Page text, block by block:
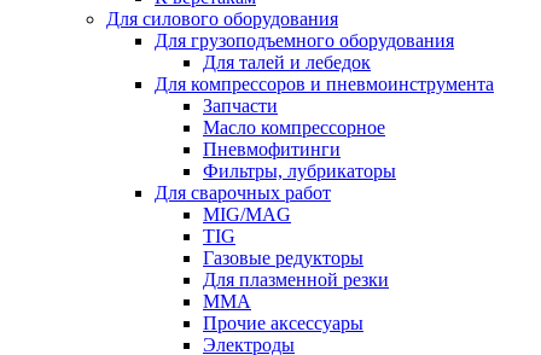
Для силового оборудования
Для грузоподъемного оборудования
Для талей и лебедок
Для компрессоров и пневмоинструмента
Запчасти
Масло компрессорное
Пневмофитинги
Фильтры, лубрикаторы
Для сварочных работ
MIG/MAG
TIG
Газовые редукторы
Для плазменной резки
ММА
Прочие аксессуары
Электроды